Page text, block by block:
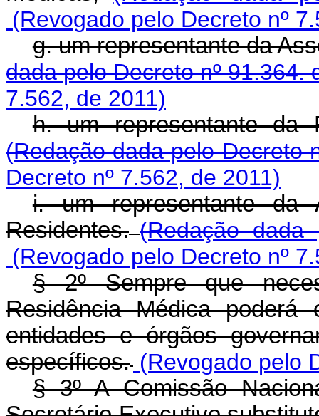
(Revogado pelo Decreto nº
g. um representante da
dada pelo Decreto nº 91.364.
7.562, de 2011)
h. um representante da
(Redação dada pelo Decreto
Decreto nº 7.562, de 2011)
i. um representante da
Residentes. (Redação
(Revogado pelo Decreto nº
§ 2º Sempre que
Residência Médica poderá
entidades e órgãos
específicos. (Revogado pelo
§ 3º A Comissão